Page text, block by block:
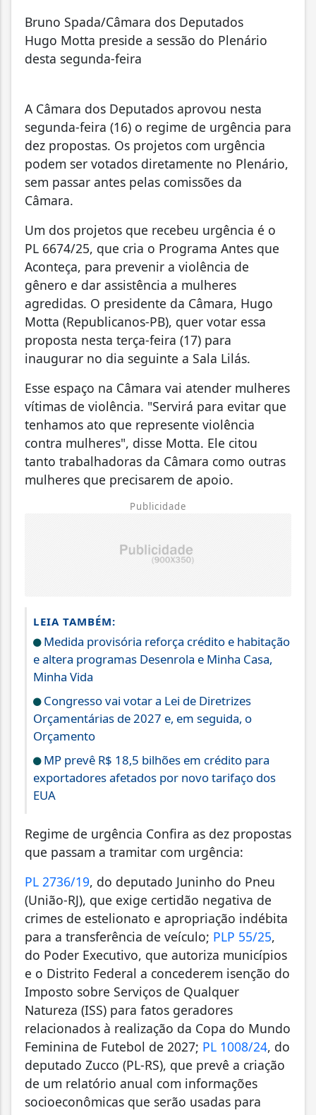
Bruno Spada/Câmara dos Deputados
Hugo Motta preside a sessão do Plenário
desta segunda-feira
A Câmara dos Deputados aprovou nesta
segunda-feira (16) o regime de urgência para
dez propostas. Os projetos com urgência
podem ser votados diretamente no Plenário,
sem passar antes pelas comissões da
Câmara.
Um dos projetos que recebeu urgência é o
PL 6674/25, que cria o Programa Antes que
Aconteça, para prevenir a violência de
gênero e dar assistência a mulheres
agredidas. O presidente da Câmara, Hugo
Motta (Republicanos-PB), quer votar essa
proposta nesta terça-feira (17) para
inaugurar no dia seguinte a Sala Lilás.
Esse espaço na Câmara vai atender mulheres
vítimas de violência. "Servirá para evitar que
tenhamos ato que represente violência
contra mulheres", disse Motta. Ele citou
tanto trabalhadoras da Câmara como outras
mulheres que precisarem de apoio.
Publicidade
LEIA TAMBÉM:
Medida provisória reforça crédito e habitação
e altera programas Desenrola e Minha Casa,
Minha Vida
Congresso vai votar a Lei de Diretrizes
Orçamentárias de 2027 e, em seguida, o
Orçamento
MP prevê R$ 18,5 bilhões em crédito para
exportadores afetados por novo tarifaço dos
EUA
Regime de urgência Confira as dez propostas
que passam a tramitar com urgência:
PL 2736/19, do deputado Juninho do Pneu
(União-RJ), que exige certidão negativa de
crimes de estelionato e apropriação indébita
para a transferência de veículo; PLP 55/25,
do Poder Executivo, que autoriza municípios
e o Distrito Federal a concederem isenção do
Imposto sobre Serviços de Qualquer
Natureza (ISS) para fatos geradores
relacionados à realização da Copa do Mundo
Feminina de Futebol de 2027; PL 1008/24, do
deputado Zucco (PL-RS), que prevê a criação
de um relatório anual com informações
socioeconômicas que serão usadas para